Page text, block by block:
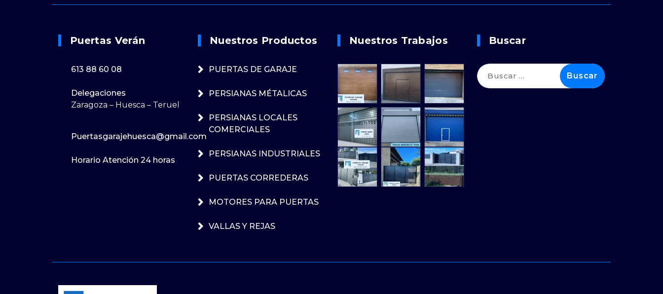
Puertas Verán
613 88 60 08
Delegaciones
Zaragoza – Huesca – Teruel
Puertasgarajehuesca@gmail.com
Horario Atención 24 horas
Nuestros Productos
PUERTAS DE GARAJE
PERSIANAS MÉTALICAS
PERSIANAS LOCALES
COMERCIALES
PERSIANAS INDUSTRIALES
PUERTAS CORREDERAS
MOTORES PARA PUERTAS
VALLAS Y REJAS
Nuestros Trabajos Buscar
Buscar: